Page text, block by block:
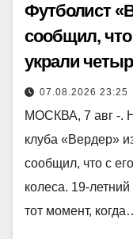
Футболист
сообщил,
украли
07.08.2026 23:25
МОСКВА, 7 авг -.
клуба «Вердер»
сообщил, что с
колеса. 19-
тот момент,